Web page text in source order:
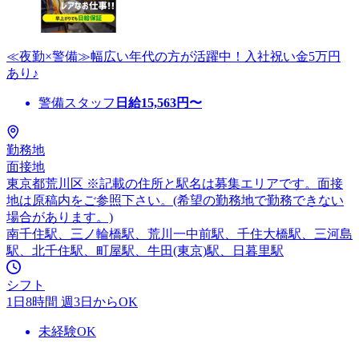
≪夜勤×警備≫幅広い年代の方が活躍中！入社祝い金5万円
あり♪
警備スタッフ 日給15,563円〜
勤務地
面接地
東京都荒川区 ※記載の住所と駅名は募集エリアです。面接
地は原稿内をご参照下さい。(希望の勤務地で勤務できない
場合があります。)
南千住駅、三ノ輪橋駅、荒川一中前駅、千住大橋駅、三河島
駅、北千住駅、町屋駅、牛田(東京)駅、日暮里駅
シフト
1日8時間 週3日からOK
未経験OK